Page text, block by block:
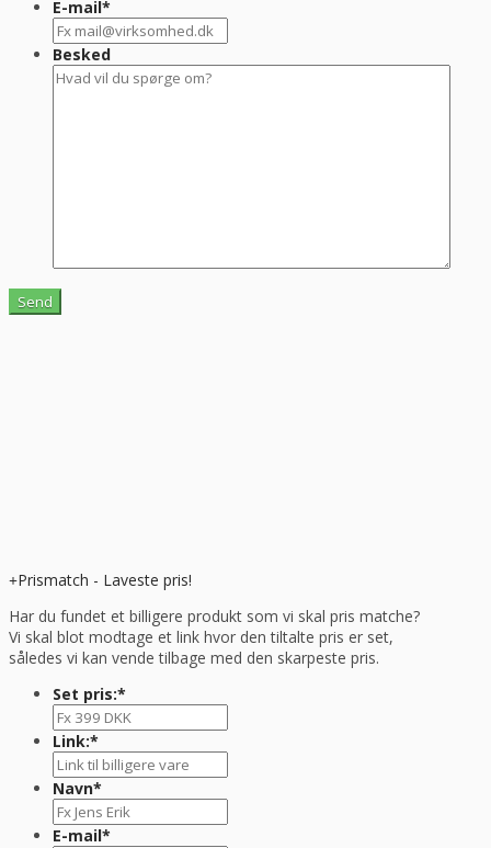
E-mail*
Besked
Prismatch - Laveste pris!
Har du fundet et billigere produkt som vi skal pris matche?
Vi skal blot modtage et link hvor den tiltalte pris er set,
således vi kan vende tilbage med den skarpeste pris.
Set pris:*
Link:*
Navn*
E-mail*